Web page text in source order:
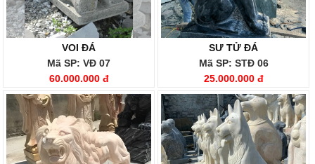
VOI ĐÁ
Mã SP: VĐ 07
60.000.000 đ
SƯ TỬ ĐÁ
Mã SP: STĐ 06
25.000.000 đ